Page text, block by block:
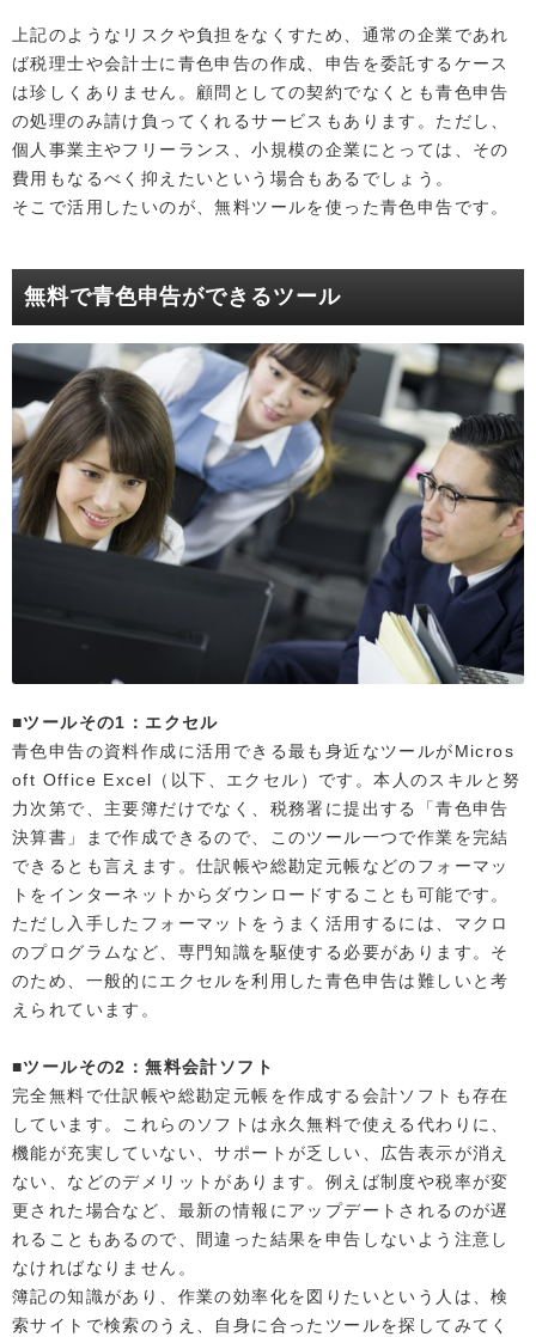
上記のようなリスクや負担をなくすため、通常の企業であれ
ば税理士や会計士に青色申告の作成、申告を委託するケース
は珍しくありません。顧問としての契約でなくとも青色申告
の処理のみ請け負ってくれるサービスもあります。ただし、
個人事業主やフリーランス、小規模の企業にとっては、その
費用もなるべく抑えたいという場合もあるでしょう。
そこで活用したいのが、無料ツールを使った青色申告です。
無料で青色申告ができるツール
■ツールその1：エクセル
青色申告の資料作成に活用できる最も身近なツールがMicros
oft Office Excel（以下、エクセル）です。本人のスキルと努
力次第で、主要簿だけでなく、税務署に提出する「青色申告
決算書」まで作成できるので、このツール一つで作業を完結
できるとも言えます。仕訳帳や総勘定元帳などのフォーマッ
トをインターネットからダウンロードすることも可能です。
ただし入手したフォーマットをうまく活用するには、マクロ
のプログラムなど、専門知識を駆使する必要があります。そ
のため、一般的にエクセルを利用した青色申告は難しいと考
えられています。
■ツールその2：無料会計ソフト
完全無料で仕訳帳や総勘定元帳を作成する会計ソフトも存在
しています。これらのソフトは永久無料で使える代わりに、
機能が充実していない、サポートが乏しい、広告表示が消え
ない、などのデメリットがあります。例えば制度や税率が変
更された場合など、最新の情報にアップデートされるのが遅
れることもあるので、間違った結果を申告しないよう注意し
なければなりません。
簿記の知識があり、作業の効率化を図りたいという人は、検
索サイトで検索のうえ、自身に合ったツールを探してみてく